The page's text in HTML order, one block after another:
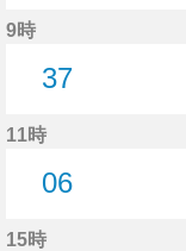
9時
37
11時
06
15時